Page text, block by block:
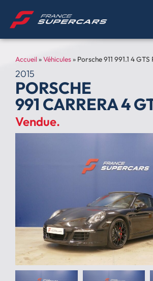
Accueil»Véhicules» Porsche 911 991.1 4 GTS
2015
PORSCHE
991 CARRERA 4
Vendue.